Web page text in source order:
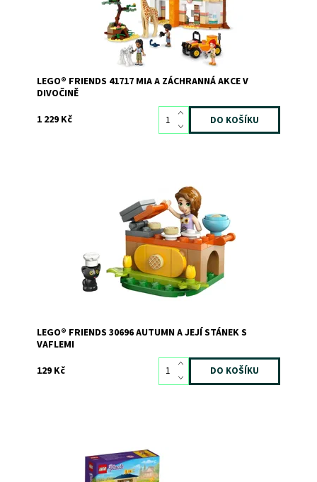
LEGO® FRIENDS 41717 MIA A ZÁCHRANNÁ AKCE V
DIVOČINĚ
1 229 Kč
LEGO
LEGO® FRIENDS 30696 AUTUMN A JEJÍ STÁNEK S
VAFLEMI
129 Kč
Kreativní dárek pro malé milovníky koní